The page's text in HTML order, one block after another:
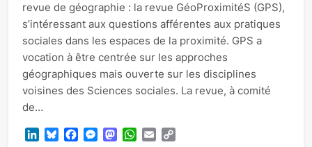
revue de géographie : la revue GéoProximitéS (GPS),
s’intéressant aux questions afférentes aux pratiques
sociales dans les espaces de la proximité. GPS a
vocation à être centrée sur les approches
géographiques mais ouverte sur les disciplines
voisines des Sciences sociales. La revue, à comité
de…
LinkedInBlueskyFacebook
Messenger
Mastodon
WhatsApp
Email